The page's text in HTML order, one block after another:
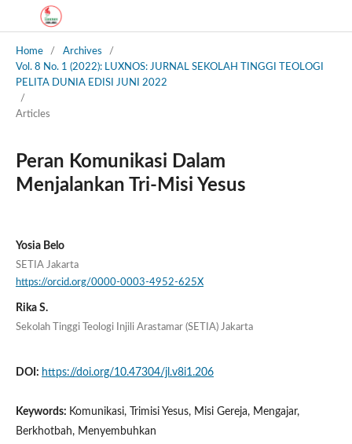
Home / Archives
/
Vol. 8 No. 1 (2022): LUXNOS: JURNAL SEKOLAH TINGGI TEOLOGI
PELITA DUNIA EDISI JUNI 2022
/
Articles
Peran Komunikasi Dalam
Menjalankan Tri-Misi Yesus
Yosia Belo
SETIA Jakarta
https://orcid.org/0000-0003-4952-625X
Rika S.
Sekolah Tinggi Teologi Injili Arastamar (SETIA) Jakarta
DOI: https://doi.org/10.47304/jl.v8i1.206
Keywords: Komunikasi, Trimisi Yesus, Misi Gereja, Mengajar,
Berkhotbah, Menyembuhkan